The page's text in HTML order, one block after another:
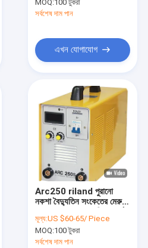
ইলেকট্রোড ব্যাস 4.0 মিমি আর্ক
ফোর্স সহ
MOQ:100 টুকরা
সর্বশেষ দাম পান
এখন যোগাযোগ
Arc250 riland পুরানো
নকশা বৈদ্যুতিন সংকেতের মেরু
ওয়েল্ডিং মেশিন কার্বন ইস্পাত
স্টেইনলেস স্টীল ঢালাই জন্য
ব্যবহৃত
মূল্য:US $60-65/ Piece
MOQ:100 টুকরা
সর্বশেষ দাম পান